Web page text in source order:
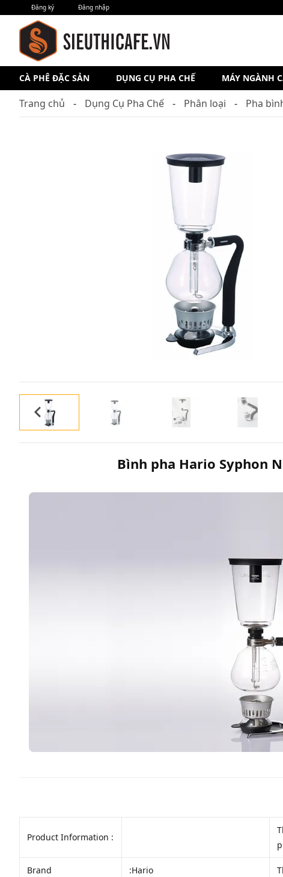
Đăng ký Đăng nhập
CÀ PHÊ ĐẶC SẢN DỤNG CỤ PHA CHẾ MÁY NGÀNH
Trang chủ Dụng Cụ Pha Chế Phân loại Pha
Bình pha Hario Syphon
Product Information :
Brand :Hario